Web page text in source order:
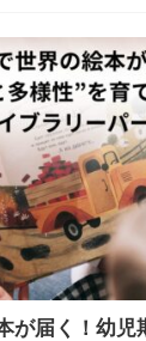
が届く！幼児